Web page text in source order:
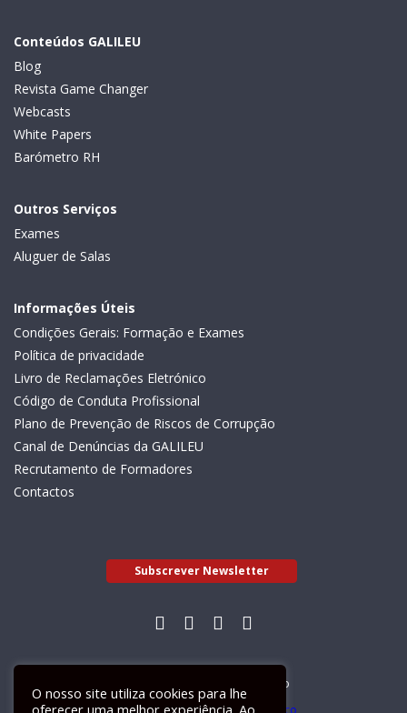
Conteúdos GALILEU
Blog
Revista Game Changer
Webcasts
White Papers
Barómetro RH
Outros Serviços
Exames
Aluguer de Salas
Informações Úteis
Condições Gerais: Formação e Exames
Política de privacidade
Livro de Reclamações Eletrónico
Código de Conduta Profissional
Plano de Prevenção de Riscos de Corrupção
Canal de Denúncias da GALILEU
Recrutamento de Formadores
Contactos
Subscrever Newsletter
Livro de Reclamações Electrónico
O nosso site utiliza cookies para lhe
oferecer uma melhor experiência. Ao